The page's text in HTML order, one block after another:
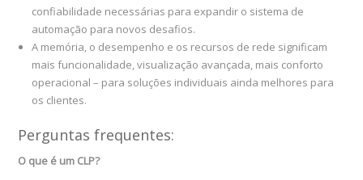
confiabilidade necessárias para expandir o sistema de
automação para novos desafios.
A memória, o desempenho e os recursos de rede significam
mais funcionalidade, visualização avançada, mais conforto
operacional – para soluções individuais ainda melhores para
os clientes.
Perguntas frequentes:
O que é um CLP?